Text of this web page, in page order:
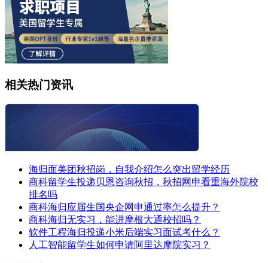
相关热门资讯
海归面美团秋招岗，自我介绍怎么突出留学经历
商科留学生投递贝恩咨询秋招，秋招网申看重海外院校
排名吗
商科海归应届生国央企网申通过率怎么提升？
商科海归无实习，能进摩根大通校招吗？
软件工程海归投递小米后端实习面试考什么？
人工智能留学生如何申请阿里达摩院实习？